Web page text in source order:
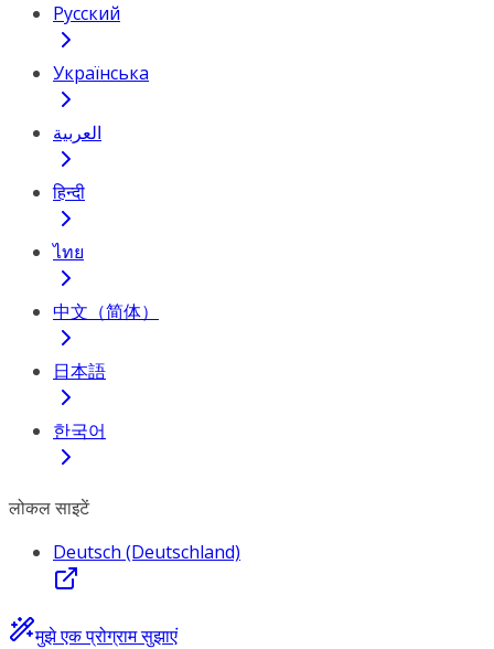
Русский
Українська
العربية
हिन्दी
ไทย
中文（简体）
日本語
한국어
लोकल साइटें
Deutsch (Deutschland)
मुझे एक प्रोग्राम सुझाएं